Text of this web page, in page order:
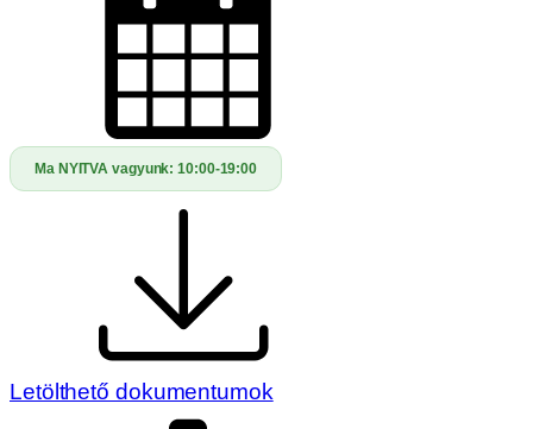
Ma NYITVA vagyunk:10:00-19:00
Letölthető dokumentumok